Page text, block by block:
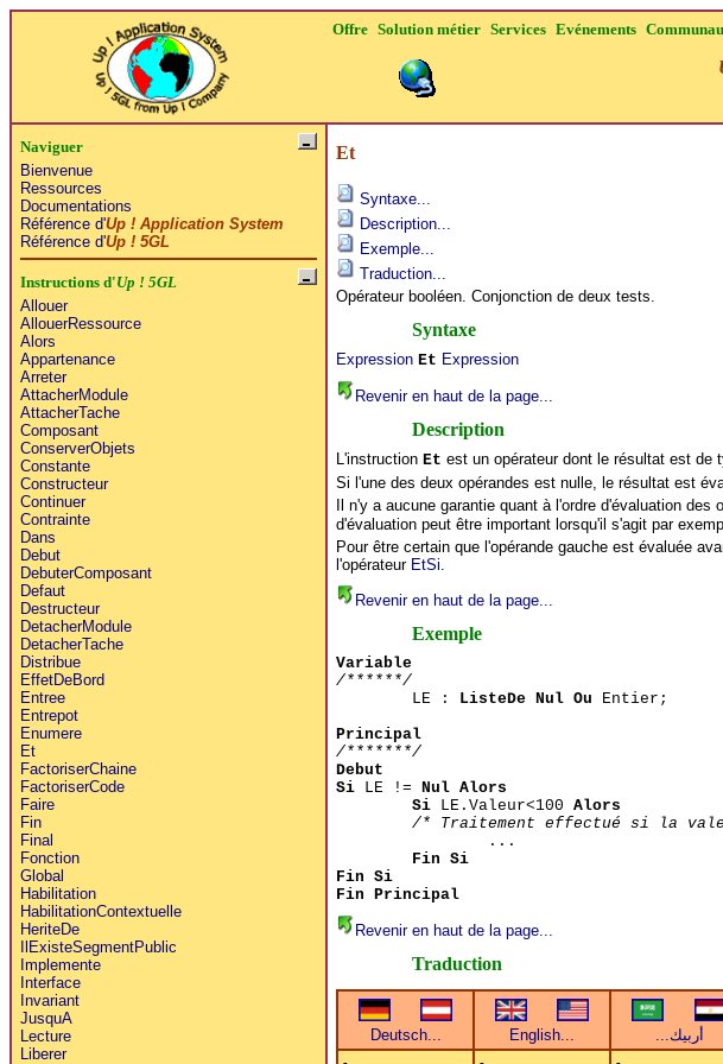
Offre Solution métier Services Evénements
Naviguer
Bienvenue
Ressources
Documentations
Référence d'Up ! Application System
Référence d'Up ! 5GL
Instructions d'Up ! 5GL
Allouer
AllouerRessource
Alors
Appartenance
Arreter
AttacherModule
AttacherTache
Composant
ConserverObjets
Constante
Constructeur
Continuer
Contrainte
Dans
Debut
DebuterComposant
Defaut
Destructeur
DetacherModule
DetacherTache
Distribue
EffetDeBord
Entree
Entrepot
Enumere
Et
FactoriserChaine
FactoriserCode
Faire
Fin
Final
Fonction
Global
Habilitation
HabilitationContextuelle
HeriteDe
IlExisteSegmentPublic
Implemente
Interface
Invariant
JusquA
Lecture
Liberer
Et
Syntaxe...
Description...
Exemple...
Traduction...
Opérateur booléen. Conjonction de deux tests.
Syntaxe
Expression Et Expression
Revenir en haut de la page...
Description
L'instruction Et est un opérateur dont le résultat est de
Si l'une des deux opérandes est nulle, le résultat est
Il n'y a aucune garantie quant à l'ordre d'évaluation des
d'évaluation peut être important lorsqu'il s'agit par
Pour être certain que l'opérande gauche est évaluée
l'opérateur EtSi
Revenir en haut de la page...
Exemple
Variable
/******/
LE : ListeDe Nul Ou Entier;
Principal
/*******/
Debut
SiLE != Nul Alors
SiLE.Valeur<100 Alors
/* Traitement effectué si la
...
Fin Si
Fin Si
Fin Principal
Revenir en haut de la page...
Traduction